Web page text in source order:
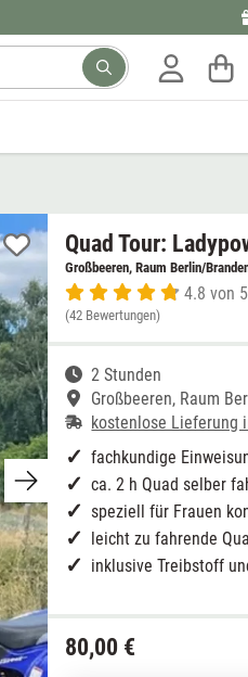
Quad Tour:
Großbeeren, Raum Berlin/
4.8 von 5
(42 Bewertungen)
2 Stunden
Großbeeren, Raum
kostenlose Lieferung
fachkundige
ca. 2 h Quad selber
speziell für Frauen
leicht zu fahrende
inklusive Treibstoff
80,00 €